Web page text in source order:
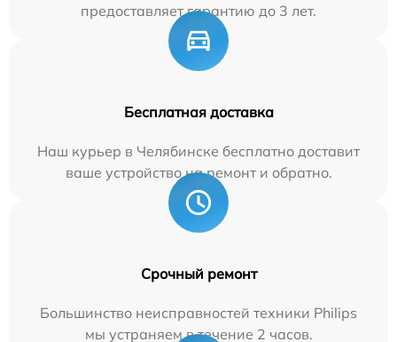
предоставляет гарантию до 3 лет.
Бесплатная доставка
Наш курьер в Челябинске бесплатно доставит
ваше устройство на ремонт и обратно.
Срочный ремонт
Большинство неисправностей техники Philips
мы устраняем в течение 2 часов.